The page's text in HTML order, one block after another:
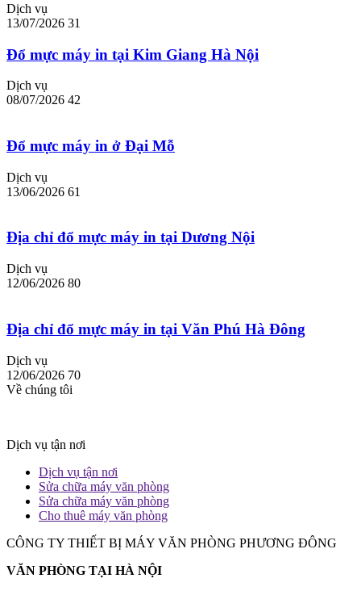
Dịch vụ
13/07/2026 31
Đổ mực máy in tại Kim Giang Hà Nội
Dịch vụ
08/07/2026 42
Đổ mực máy in ở Đại Mỗ
Dịch vụ
13/06/2026 61
Địa chỉ đổ mực máy in tại Dương Nội
Dịch vụ
12/06/2026 80
Địa chỉ đổ mực máy in tại Văn Phú Hà Đông
Dịch vụ
12/06/2026 70
Về chúng tôi
Dịch vụ tận nơi
Dịch vụ tận nơi
Sửa chữa máy văn phòng
Sửa chữa máy văn phòng
Cho thuê máy văn phòng
CÔNG TY THIẾT BỊ MÁY VĂN PHÒNG PHƯƠNG ĐÔNG
VĂN PHÒNG TẠI HÀ NỘI